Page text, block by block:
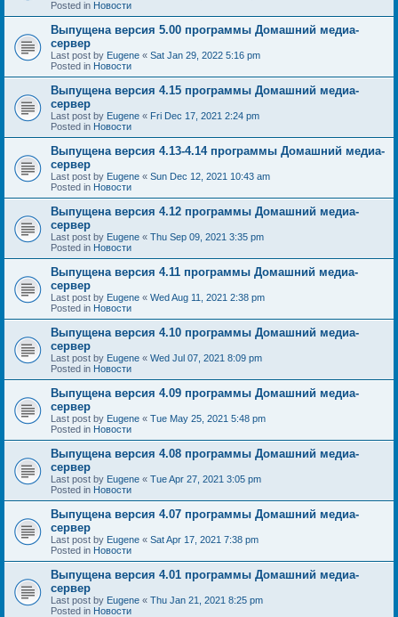
Posted in Новости
Выпущена версия 5.00 программы Домашний медиа-
сервер
Last post by Eugene « Sat Jan 29, 2022 5:16 pm
Posted in Новости
Выпущена версия 4.15 программы Домашний медиа-
сервер
Last post by Eugene « Fri Dec 17, 2021 2:24 pm
Posted in Новости
Выпущена версия 4.13-4.14 программы Домашний медиа-
сервер
Last post by Eugene « Sun Dec 12, 2021 10:43 am
Posted in Новости
Выпущена версия 4.12 программы Домашний медиа-
сервер
Last post by Eugene « Thu Sep 09, 2021 3:35 pm
Posted in Новости
Выпущена версия 4.11 программы Домашний медиа-
сервер
Last post by Eugene « Wed Aug 11, 2021 2:38 pm
Posted in Новости
Выпущена версия 4.10 программы Домашний медиа-
сервер
Last post by Eugene « Wed Jul 07, 2021 8:09 pm
Posted in Новости
Выпущена версия 4.09 программы Домашний медиа-
сервер
Last post by Eugene « Tue May 25, 2021 5:48 pm
Posted in Новости
Выпущена версия 4.08 программы Домашний медиа-
сервер
Last post by Eugene « Tue Apr 27, 2021 3:05 pm
Posted in Новости
Выпущена версия 4.07 программы Домашний медиа-
сервер
Last post by Eugene « Sat Apr 17, 2021 7:38 pm
Posted in Новости
Выпущена версия 4.01 программы Домашний медиа-
сервер
Last post by Eugene « Thu Jan 21, 2021 8:25 pm
Posted in Новости